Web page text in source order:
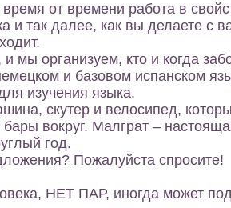
от времени работа в
и так далее, как вы делаете с
организуем, кто и когда
и базовом испанском
изучения языка.
скутер и велосипед,
вокруг. Малграт –
год.
Пожалуйста спросите!
НЕТ ПАР, иногда может